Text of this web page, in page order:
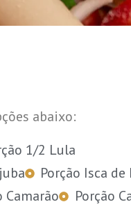
abaixo:
1/2 Lula
Porção Isca
Camarão Porção